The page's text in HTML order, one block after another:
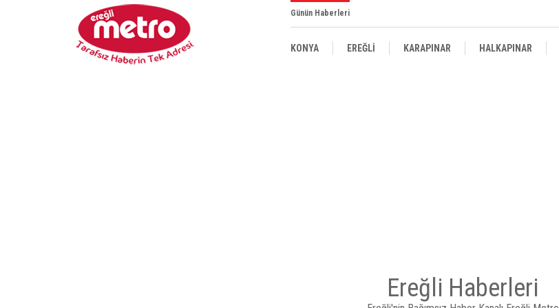
Günün Haberleri
KONYA EREĞLİ KARAPINAR HALKAPINAR
Ereğli Haberleri